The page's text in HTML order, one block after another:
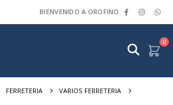
BIENVENIDO A OROFINO
0
FERRETERIA
VARIOS FERRETERIA